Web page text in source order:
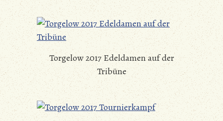
Torgelow 2017 Edeldamen auf der
Tribüne